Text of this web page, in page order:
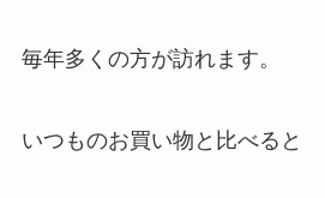
毎年多くの方が訪れます。
いつものお買い物と比べると